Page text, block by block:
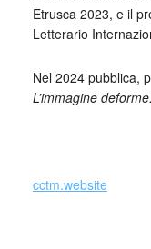
Etrusca 2023, e il
Letterario
Nel 2024 pubblica,
L’immagine deforme.
cctm.website